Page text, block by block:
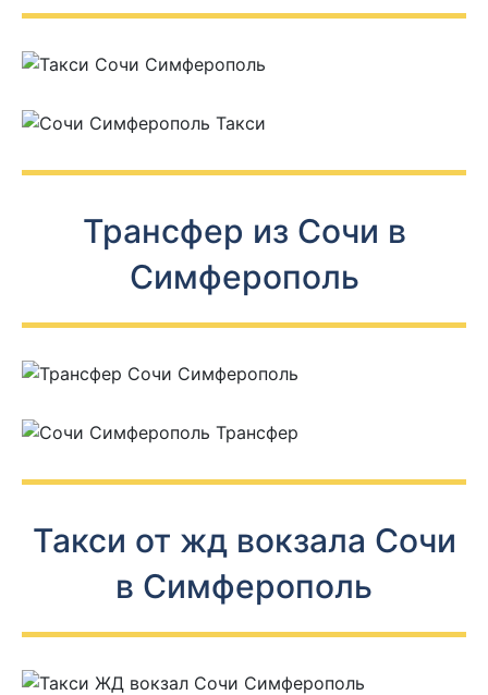
Трансфер из Сочи в
Симферополь
Такси от жд вокзала Сочи
в Симферополь